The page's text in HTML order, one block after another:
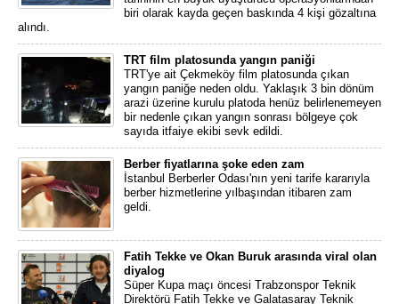
biri olarak kayda geçen baskında 4 kişi gözaltına
alındı.
TRT film platosunda yangın paniği
TRT'ye ait Çekmeköy film platosunda çıkan
yangın paniğe neden oldu. Yaklaşık 3 bin dönüm
arazi üzerine kurulu platoda henüz belirlenemeyen
bir nedenle çıkan yangın sonrası bölgeye çok
sayıda itfaiye ekibi sevk edildi.
Berber fiyatlarına şoke eden zam
İstanbul Berberler Odası'nın yeni tarife kararıyla
berber hizmetlerine yılbaşından itibaren zam
geldi.
Fatih Tekke ve Okan Buruk arasında viral olan
diyalog
Süper Kupa maçı öncesi Trabzonspor Teknik
Direktörü Fatih Tekke ve Galatasaray Teknik